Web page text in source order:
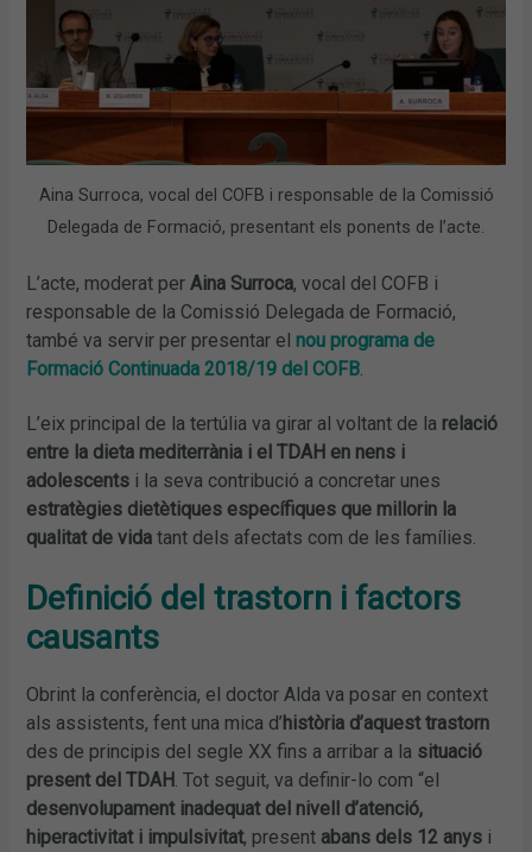
Aina Surroca, vocal del COFB i responsable de la Comissió
Delegada de Formació, presentant els ponents de l’acte.
L’acte, moderat perAina Surroca, vocal del COFB i
responsable de la Comissió Delegada de Formació,
també va servir per presentar elnou programa de
Formació Continuada 2018/19 del COFB.
L’eix principal de la tertúlia va girar al voltant de la relació
entre la dieta mediterrània i el TDAH en nens i
adolescents i la seva contribució a concretar unes
estratègies dietètiques específiques que millorin la
qualitat de vida tant dels afectats com de les famílies.
Definició del trastorn i factors
causants
Obrint la conferència, el doctor Alda va posar en context
als assistents, fent una mica d’història d’aquest trastorn
des de principis del segle XX fins a arribar a la situació
present del TDAH . Tot seguit, va definir-lo com “el
desenvolupament inadequat del nivell d’atenció,
hiperactivitat i impulsivitat, present abans dels 12 anys i